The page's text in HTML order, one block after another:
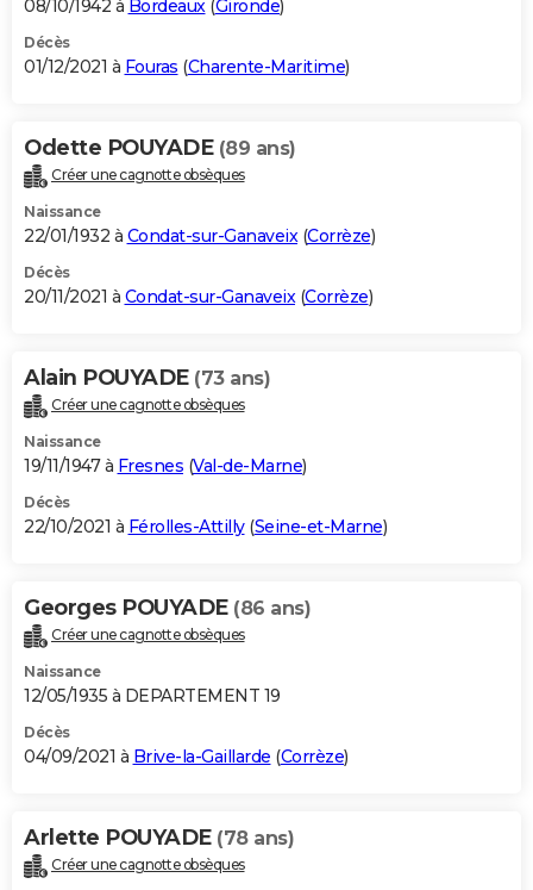
08/10/1942 à Bordeaux(Gironde)
Décès
01/12/2021 à Fouras (Charente-Maritime)
Odette POUYADE (89 ans)
Créer une cagnotte obsèques
Naissance
22/01/1932 à Condat-sur-Ganaveix(Corrèze)
Décès
20/11/2021 à Condat-sur-Ganaveix(Corrèze)
Alain POUYADE (73 ans)
Créer une cagnotte obsèques
Naissance
19/11/1947 à Fresnes (Val-de-Marne)
Décès
22/10/2021 à Férolles-Attilly(Seine-et-Marne)
Georges POUYADE (86 ans)
Créer une cagnotte obsèques
Naissance
12/05/1935 à DEPARTEMENT 19
Décès
04/09/2021 à Brive-la-Gaillarde (Corrèze)
Arlette POUYADE (78 ans)
Créer une cagnotte obsèques